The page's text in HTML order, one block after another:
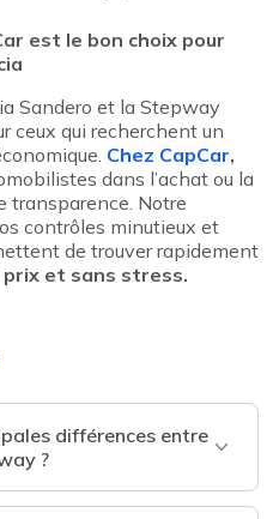
est le bon choix pour
Sandero et la Stepway
ceux qui recherchent un
Chez CapCar,
dans l’achat ou la
transparence. Notre
contrôles minutieux et
de trouver rapidement
prix et sans stress.
différences entre
?